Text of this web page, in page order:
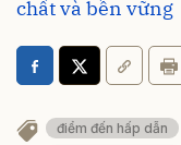
chất và bền vững
điểm đến hấp dẫn